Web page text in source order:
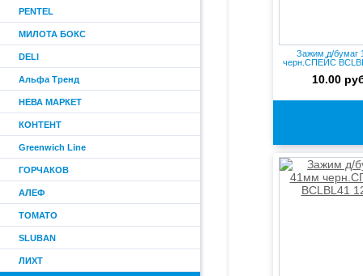
PENTEL
МИЛОТА БОКС
DELI
Альфа Тренд
НЕВА МАРКЕТ
КОНТЕНТ
Greenwich Line
ГОРЧАКОВ
АЛЕФ
ТОМАТО
SLUBAN
ЛИХТ
Зажим д/бумаг
черн.СПЕЙС
10.00